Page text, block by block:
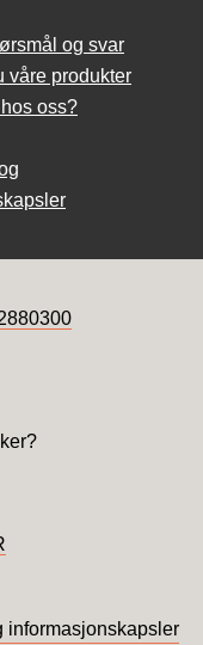
og svar
våre produkter
oss?
informasjonskapsler